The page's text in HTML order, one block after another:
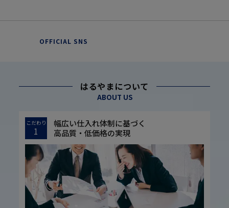
OFFICIAL SNS
はるやまについて
ABOUT US
こだわり
1
幅広い仕入れ体制に基づく
高品質・低価格の実現